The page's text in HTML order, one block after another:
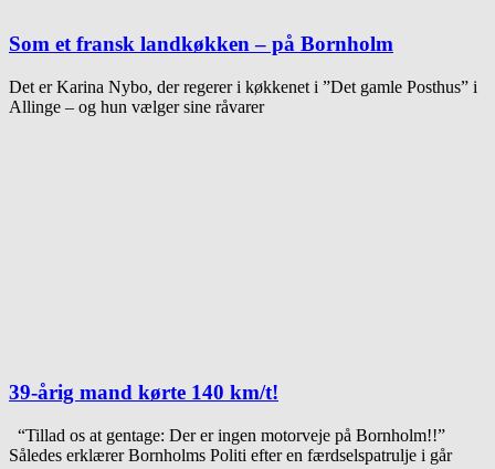
Som et fransk landkøkken – på Bornholm
Det er Karina Nybo, der regerer i køkkenet i ”Det gamle Posthus” i
Allinge – og hun vælger sine råvarer
39-årig mand kørte 140 km/t!
“Tillad os at gentage: Der er ingen motorveje på Bornholm!!”
Således erklærer Bornholms Politi efter en færdselspatrulje i går